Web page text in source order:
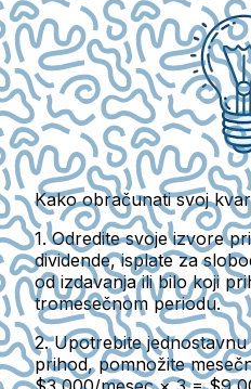
Kako obračunati svoj
1.Odredite svoje izvore
dividende, isplate za
od izdavanja ili bilo koji
tromesečnom periodu.
2.Upotrebite
prihod, pomnožite